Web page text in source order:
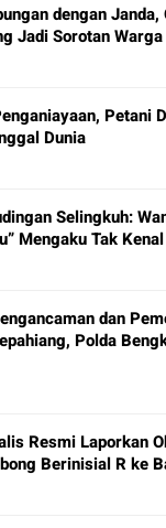
dengan Janda,
Jadi Sorotan Warga
Petani
Dunia
Selingkuh:
Mengaku Tak
dan
Polda
Resmi Laporkan
Berinisial R ke